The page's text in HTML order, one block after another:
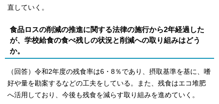
直していく。
食品ロスの削減の推進に関する法律の施行から2年経過した
が、学校給食の食べ残しの状況と削減への取り組みはどう
か。
（回答）令和2年度の残食率は6・8％であり、摂取基準を基に、嗜
好や量を勘案するなどの工夫をしている。また、残食はエコ堆肥
へ活用しており、今後も残食を減らす取り組みを進めていく。